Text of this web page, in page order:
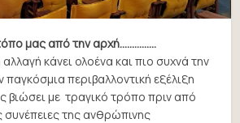
μας από την αρχή……………
κάνει ολοένα και πιο συχνά την
περιβαλλοντική εξέλιξη
βιώσει με τραγικό τρόπο πριν από
συνέπειες της ανθρώπινης